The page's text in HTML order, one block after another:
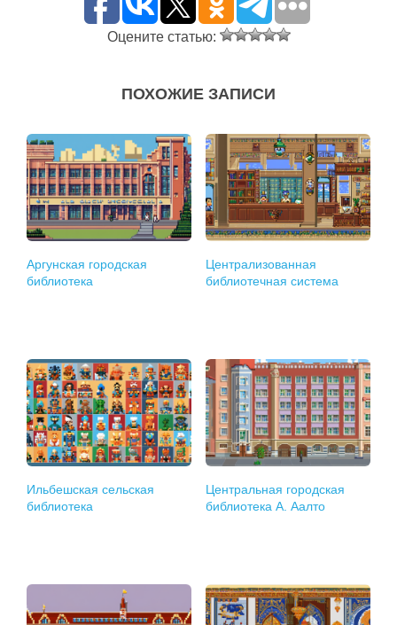
Оцените статью:
ПОХОЖИЕ ЗАПИСИ
Аргунская городская
библиотека
Централизованная
библиотечная система
Ильбешская сельская
библиотека
Центральная городская
библиотека А. Аалто